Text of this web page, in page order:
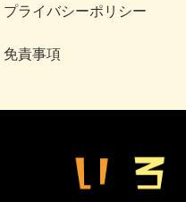
プライバシーポリシー
免責事項